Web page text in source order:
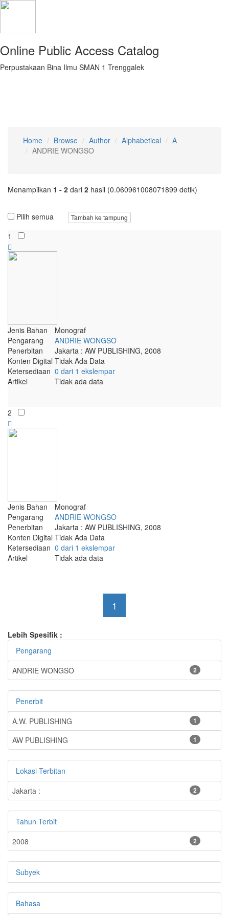
Online Public Access Catalog
Perpustakaan Bina Ilmu SMAN 1 Trenggalek
Home Browse Author Alphabetical
A
ANDRIE WONGSO
Menampilkan 1 - 2 dari 2 hasil (0.060961008071899 detik)
Pilih semua
1
Jenis Bahan
Monograf
Pengarang
ANDRIE WONGSO
Penerbitan
Jakarta : AW PUBLISHING, 2008
Konten Digital Tidak Ada Data
Ketersediaan 0 dari 1 ekslempar
Artikel
Tidak ada data
2
Jenis Bahan
Monograf
Pengarang
ANDRIE WONGSO
Penerbitan
Jakarta : AW PUBLISHING, 2008
Konten Digital Tidak Ada Data
Ketersediaan 0 dari 1 ekslempar
Artikel
Tidak ada data
1
Lebih Spesifik :
Pengarang
ANDRIE WONGSO
2
Penerbit
A.W. PUBLISHING
1
AW PUBLISHING 1
Lokasi Terbitan
Jakarta :
2
Tahun Terbit
2008
2
Subyek
Bahasa